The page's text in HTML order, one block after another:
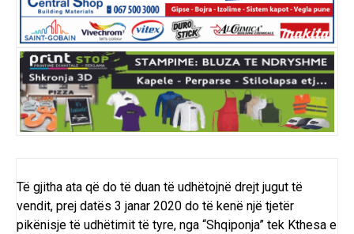
Të gjitha ata që do të duan të udhëtojnë drejt jugut të
vendit, prej datës 3 janar 2020 do të kenë një tjetër
pikënisje të udhëtimit të tyre, nga “Shqiponja” tek Kthesa e